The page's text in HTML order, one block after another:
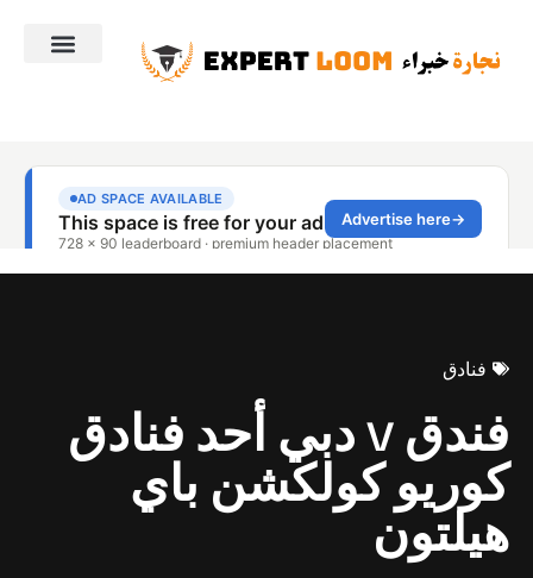
فنادق
فندق V دبي أحد فنادق
كوريو كولكشن باي
هيلتون